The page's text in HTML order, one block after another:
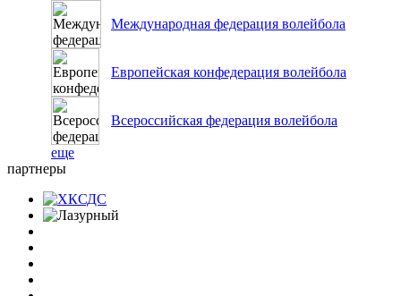
Международная федерация волейбола
Европейская конфедерация волейбола
Всероссийская федерация волейбола
еще
партнеры